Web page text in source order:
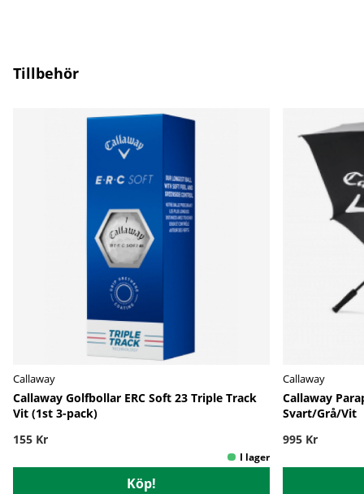
Tillbehör
Callaway
Callaway Golfbollar ERC Soft 23 Triple Track
Vit (1st 3-pack)
155 Kr
Köp!
Callaway
Callaway
Svart/Grå/Vit
995 Kr